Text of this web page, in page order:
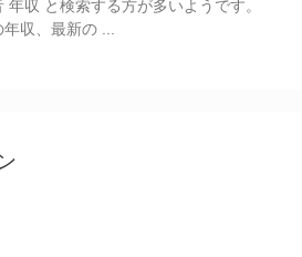
年収 と検索する方が多いようです。
年収、最新の ...